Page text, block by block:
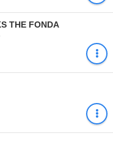
THE FONDA